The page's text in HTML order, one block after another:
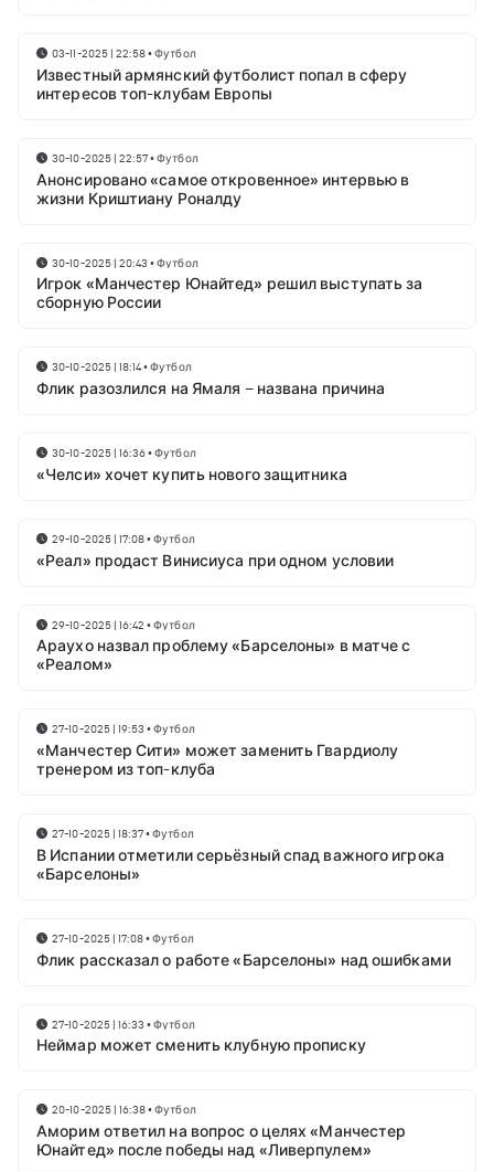
03-11-2025 | 22:58•Футбол
Известный армянский футболист попал в сферу
интересов топ-клубам Европы
30-10-2025 | 22:57•Футбол
Анонсировано «самое откровенное» интервью в
жизни Криштиану Роналду
30-10-2025 | 20:43 •Футбол
Игрок «Манчестер Юнайтед» решил выступать за
сборную России
30-10-2025 | 18:14•Футбол
Флик разозлился на Ямаля – названа причина
30-10-2025 | 16:36•Футбол
«Челси» хочет купить нового защитника
29-10-2025 | 17:08•Футбол
«Реал» продаст Винисиуса при одном условии
29-10-2025 | 16:42 •Футбол
Араухо назвал проблему «Барселоны» в матче с
«Реалом»
27-10-2025 | 19:53 •Футбол
«Манчестер Сити» может заменить Гвардиолу
тренером из топ-клуба
27-10-2025 | 18:37•Футбол
В Испании отметили серьёзный спад важного игрока
«Барселоны»
27-10-2025 | 17:08•Футбол
Флик рассказал о работе «Барселоны» над ошибками
27-10-2025 | 16:33 •Футбол
Неймар может сменить клубную прописку
20-10-2025 | 16:38•Футбол
Аморим ответил на вопрос о целях «Манчестер
Юнайтед» после победы над «Ливерпулем»